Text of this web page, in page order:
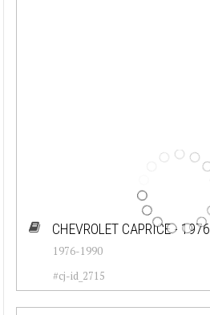
CHEVROLET CAPRICE - 1976
1976-1990
#cj-id_2715